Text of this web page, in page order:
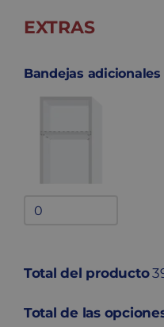
EXTRAS
Bandejas adicionales
Bandejas
Total del producto
Total de las